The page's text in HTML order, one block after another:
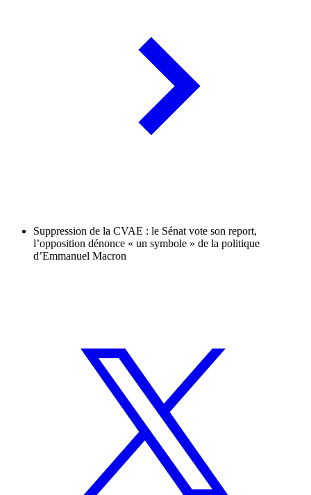
Suppression de la CVAE : le Sénat vote son report,
l’opposition dénonce « un symbole » de la politique
d’Emmanuel Macron